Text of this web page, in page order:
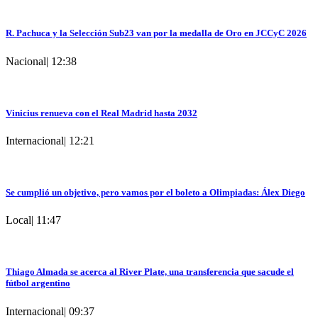
R. Pachuca y la Selección Sub23 van por la medalla de Oro en JCCyC 2026
Nacional| 12:38
Vinicius renueva con el Real Madrid hasta 2032
Internacional| 12:21
Se cumplió un objetivo, pero vamos por el boleto a Olimpiadas: Álex Diego
Local| 11:47
Thiago Almada se acerca al River Plate, una transferencia que sacude el
fútbol argentino
Internacional| 09:37